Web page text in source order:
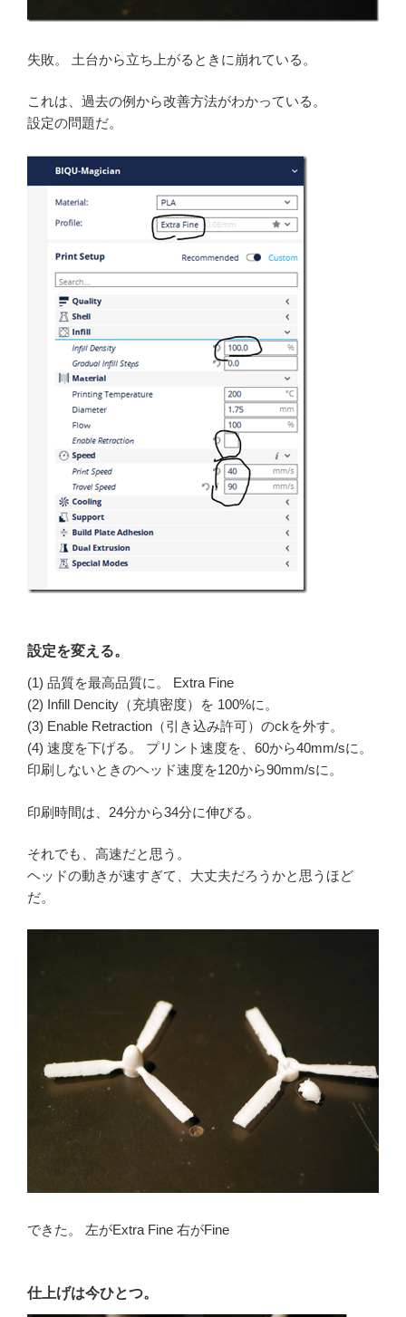
失敗。 土台から立ち上がるときに崩れている。
これは、過去の例から改善方法がわかっている。
設定の問題だ。
設定を変える。
(1) 品質を最高品質に。 Extra Fine
(2) Infill Dencity（充填密度）を 100%に。
(3) Enable Retraction（引き込み許可）のckを外す。
(4) 速度を下げる。 プリント速度を、60から40mm/sに。
印刷しないときのヘッド速度を120から90mm/sに。
印刷時間は、24分から34分に伸びる。
それでも、高速だと思う。
ヘッドの動きが速すぎて、大丈夫だろうかと思うほど
だ。
できた。 左がExtra Fine 右がFine
仕上げは今ひとつ。